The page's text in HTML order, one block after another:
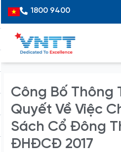
content
Vietnamese
1800 9400
Công Bố Thông
Quyết Về Việc
Sách Cổ Đông
ĐHĐCĐ 2017
navigation